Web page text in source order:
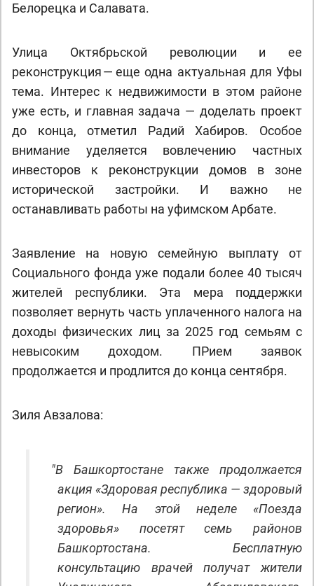
Белорецка и Салавата.
Улица Октябрьской революции и ее
реконструкция — еще одна актуальная для Уфы
тема. Интерес к недвижимости в этом районе
уже есть, и главная задача — доделать проект
до конца, отметил Радий Хабиров. Особое
внимание уделяется вовлечению частных
инвесторов к реконструкции домов в зоне
исторической застройки. И важно не
останавливать работы на уфимском Арбате.
Заявление на новую семейную выплату от
Социального фонда уже подали более 40 тысяч
жителей республики. Эта мера поддержки
позволяет вернуть часть уплаченного налога на
доходы физических лиц за 2025 год семьям с
невысоким доходом. ПРием заявок
продолжается и продлится до конца сентября.
Зиля Авзалова:
"В Башкортостане также продолжается
акция «Здоровая республика — здоровый
регион». На этой неделе «Поезда
здоровья» посетят семь районов
Башкортостана. Бесплатную
консультацию врачей получат жители